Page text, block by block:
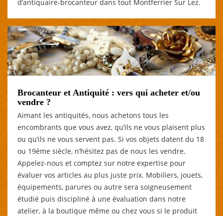
d’antiquaire-brocanteur dans tout Montferrier Sur Lez.
Brocanteur et Antiquité : vers qui acheter et/ou
vendre ?
Aimant les antiquités, nous achetons tous les
encombrants que vous avez, qu’ils ne vous plaisent plus
ou qu’ils ne vous servent pas. Si vos objets datent du 18
ou 19ème siècle, n’hésitez pas de nous les vendre.
Appelez-nous et comptez sur notre expertise pour
évaluer vos articles au plus juste prix. Mobiliers, jouets,
équipements, parures ou autre sera soigneusement
étudié puis discipliné à une évaluation dans notre
atelier, à la boutique même ou chez vous si le produit